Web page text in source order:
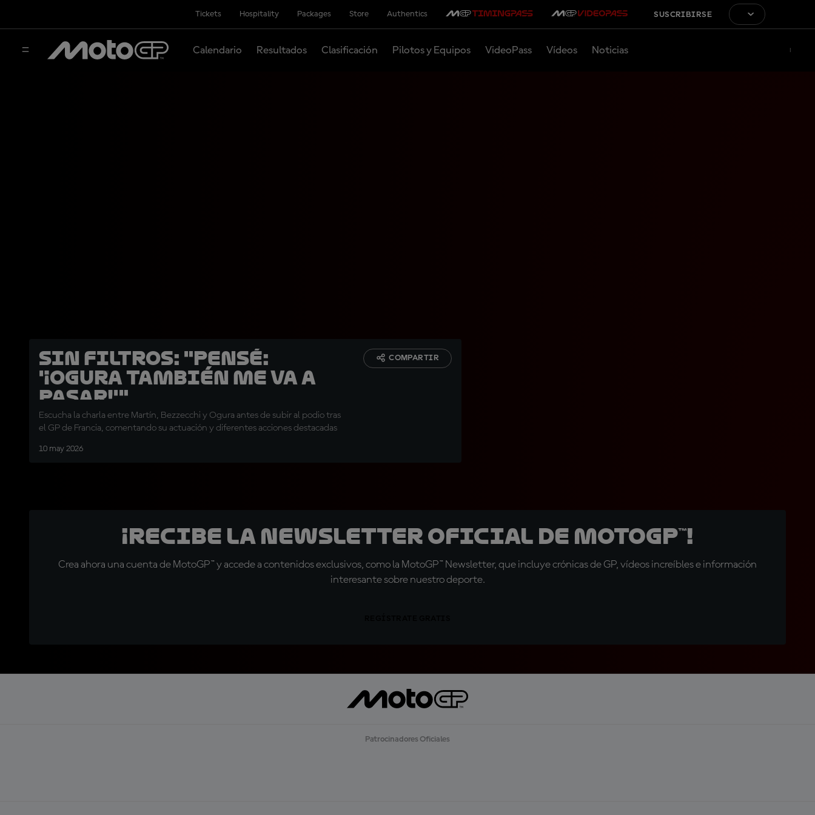
Tickets Hospitality Packages Store Authentics SUSCRIBIRSE
Calendario Resultados Clasificación Pilotos y Equipos VideoPass Vídeos Noticias
SIN FILTROS: "Pensé:
'¡Ogura también me va a
pasar!'"
Escucha la charla entre Martín, Bezzecchi y Ogura antes de subir al podio tras
el GP de Francia, comentando su actuación y diferentes acciones destacadas
10 may 2026
COMPARTIR
¡Recibe la Newsletter oficial de MotoGP™!
Crea ahora una cuenta de MotoGP™ y accede a contenidos exclusivos, como la MotoGP™ Newsletter, que incluye crónicas de GP, vídeos increíbles e información
interesante sobre nuestro deporte.
Patrocinadores Oficiales